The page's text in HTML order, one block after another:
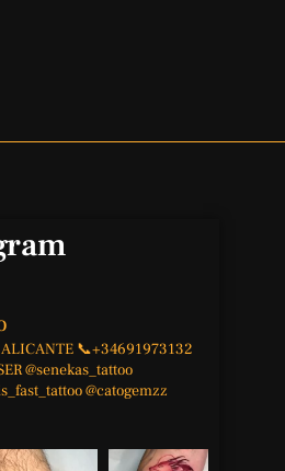
ALICANTE 📞+34691973132
@senekas_tattoo
@catogemzz